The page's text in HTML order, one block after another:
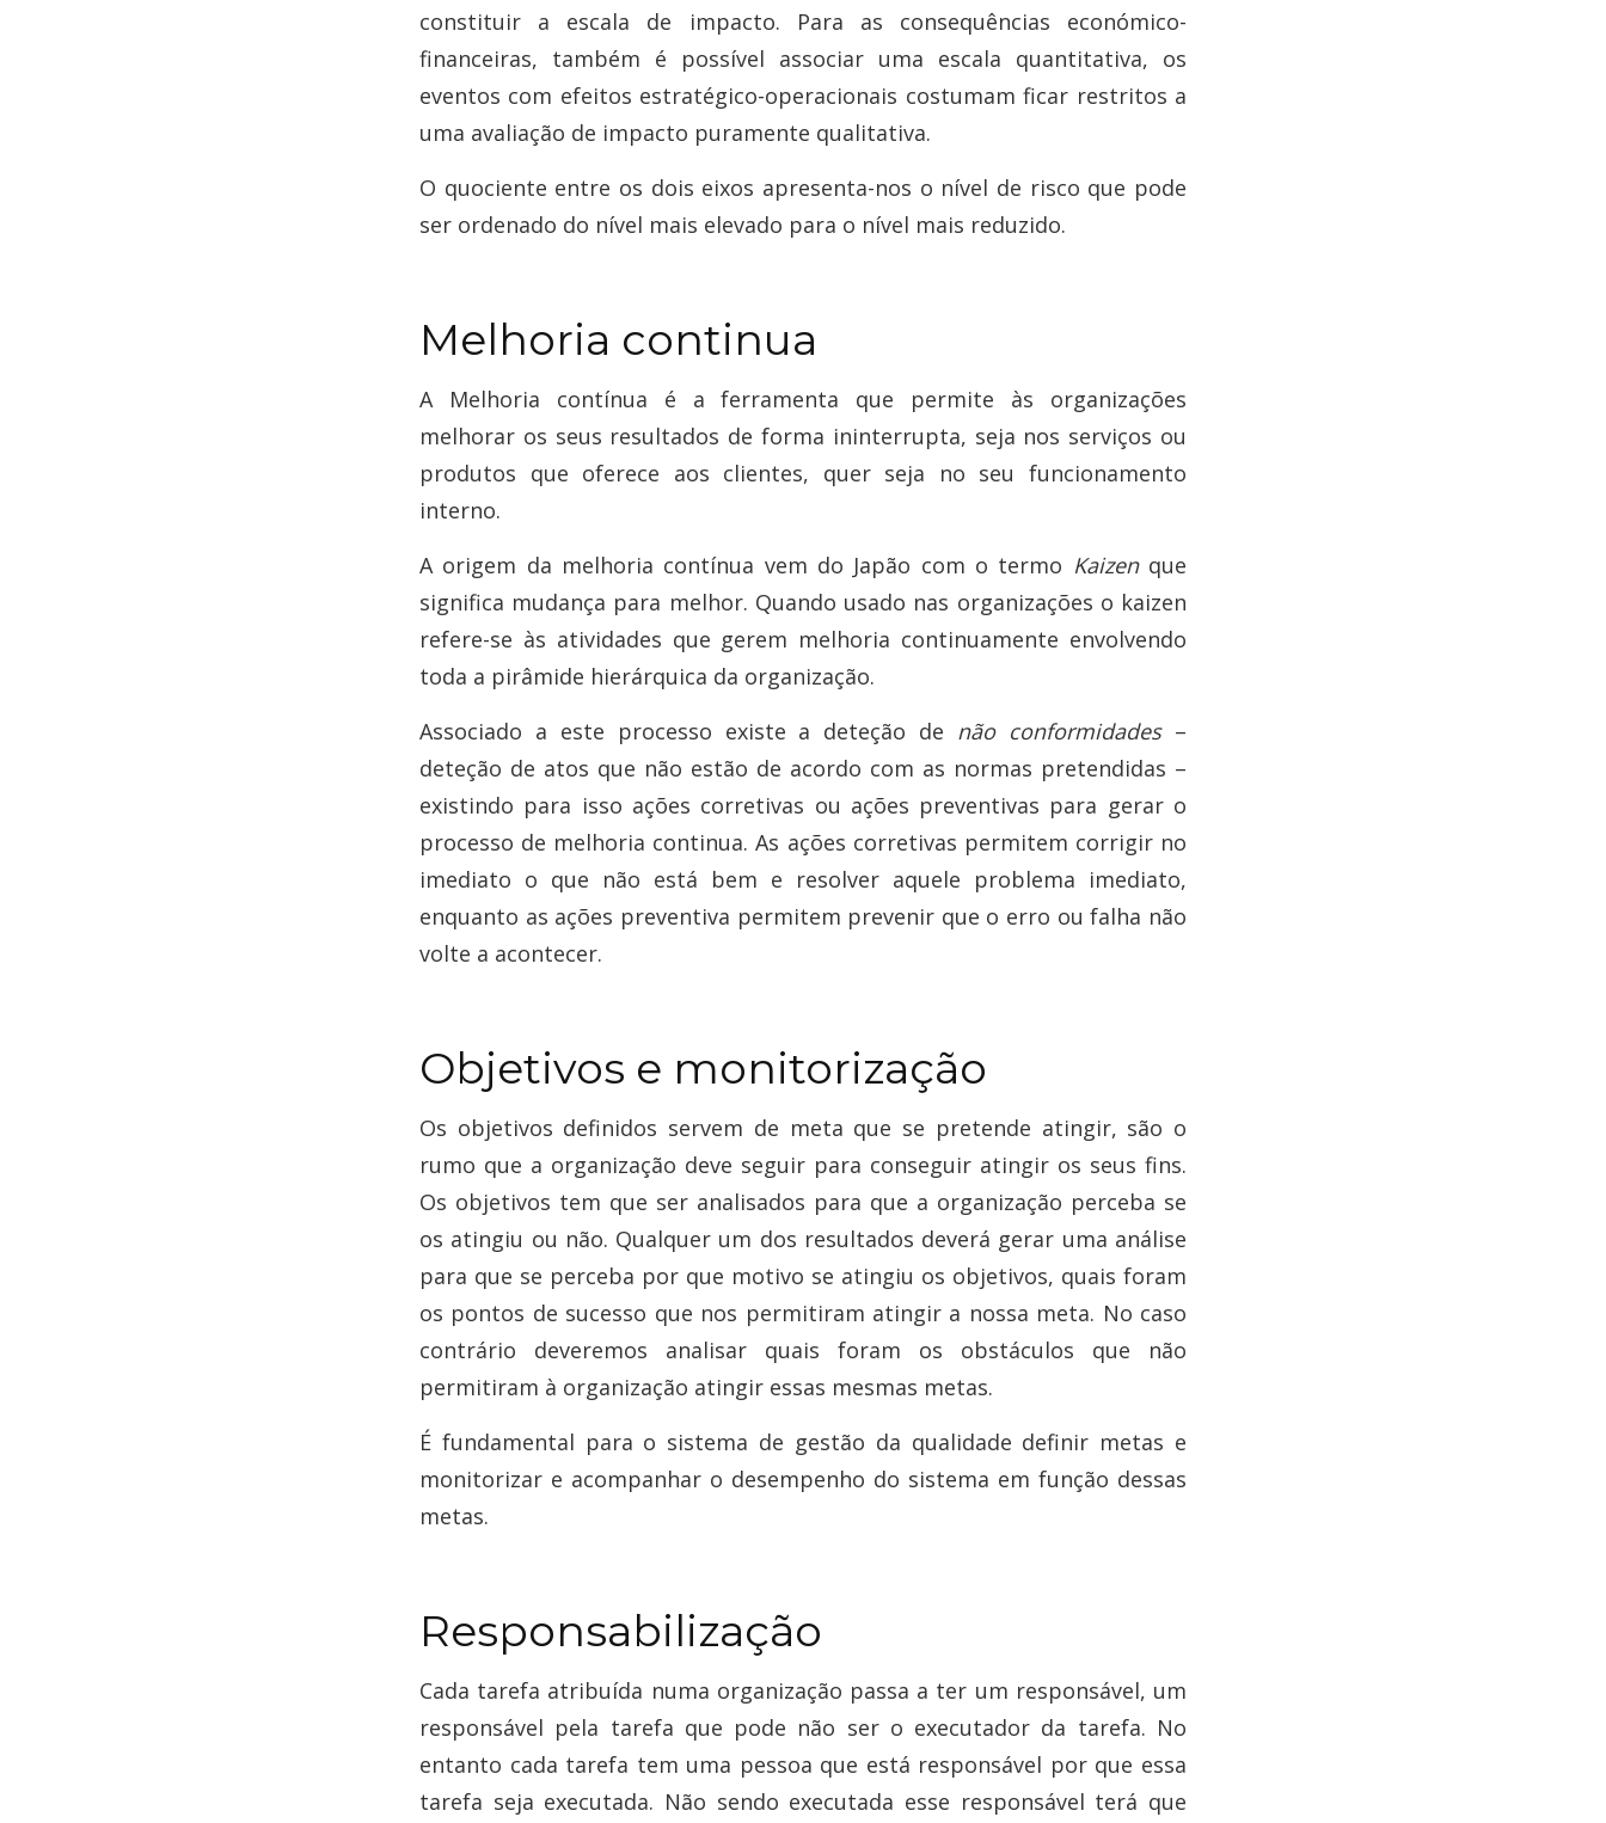
constituir a escala de impacto. Para as consequências económico-
financeiras, também é possível associar uma escala quantitativa, os
eventos com efeitos estratégico-operacionais costumam ficar restritos a
uma avaliação de impacto puramente qualitativa.
O quociente entre os dois eixos apresenta-nos o nível de risco que pode
ser ordenado do nível mais elevado para o nível mais reduzido.
Melhoria continua
A Melhoria contínua é a ferramenta que permite às organizações
melhorar os seus resultados de forma ininterrupta, seja nos serviços ou
produtos que oferece aos clientes, quer seja no seu funcionamento
interno.
A origem da melhoria contínua vem do Japão com o termo Kaizenque
significa mudança para melhor. Quando usado nas organizações o kaizen
refere-se às atividades que gerem melhoria continuamente envolvendo
toda a pirâmide hierárquica da organização.
Associado a este processo existe a deteção de não conformidades–
deteção de atos que não estão de acordo com as normas pretendidas –
existindo para isso ações corretivas ou ações preventivas para gerar o
processo de melhoria continua. As ações corretivas permitem corrigir no
imediato o que não está bem e resolver aquele problema imediato,
enquanto as ações preventiva permitem prevenir que o erro ou falha não
volte a acontecer.
Objetivos e monitorização
Os objetivos definidos servem de meta que se pretende atingir, são o
rumo que a organização deve seguir para conseguir atingir os seus fins.
Os objetivos tem que ser analisados para que a organização perceba se
os atingiu ou não. Qualquer um dos resultados deverá gerar uma análise
para que se perceba por que motivo se atingiu os objetivos, quais foram
os pontos de sucesso que nos permitiram atingir a nossa meta. No caso
contrário deveremos analisar quais foram os obstáculos que não
permitiram à organização atingir essas mesmas metas.
É fundamental para o sistema de gestão da qualidade definir metas e
monitorizar e acompanhar o desempenho do sistema em função dessas
metas.
Responsabilização
Cada tarefa atribuída numa organização passa a ter um responsável, um
responsável pela tarefa que pode não ser o executador da tarefa. No
entanto cada tarefa tem uma pessoa que está responsável por que essa
tarefa seja executada. Não sendo executada esse responsável terá que